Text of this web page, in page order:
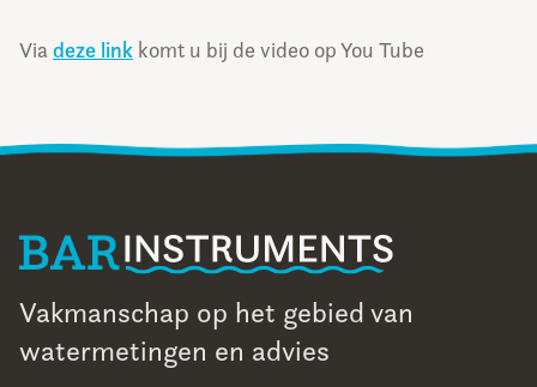
Via deze link komt u bij de video op You Tube
Vakmanschap op het gebied van
watermetingen en advies